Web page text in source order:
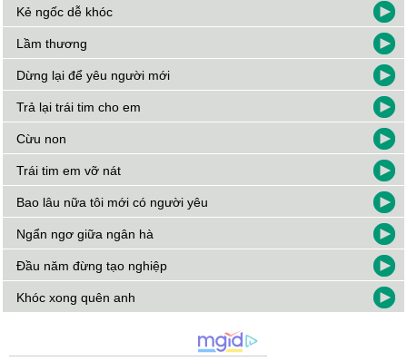
Kẻ ngốc dễ khóc
Lầm thương
Dừng lại để yêu người mới
Trả lại trái tim cho em
Cừu non
Trái tim em vỡ nát
Bao lâu nữa tôi mới có người yêu
Ngẩn ngơ giữa ngân hà
Đầu năm đừng tạo nghiệp
Khóc xong quên anh